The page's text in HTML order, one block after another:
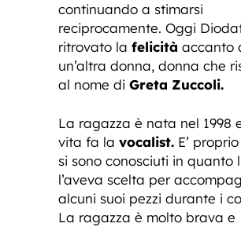
continuando a stimarsi
reciprocamente. Oggi
ritrovato la felicità accanto
un’altra donna, donna che
al nome di Greta Zuccoli.
La ragazza è nata nel 1998
vita fa la vocalist. E’
si sono conosciuti in quanto
l’aveva scelta per
alcuni suoi pezzi durante i
La ragazza è molto brava e